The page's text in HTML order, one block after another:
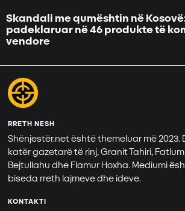
Skandali me qumështin në
padeklaruar në 46 produkte të
vendore
RRETH NESH
Shënjestër.net është themeluar më 2023.
katër gazetarë të rinj, Granit Tahiri, Fatlum
Bejtullahu dhe Flamur Hoxha. Mediumi
biseda rreth lajmeve dhe ideve.
KONTAKTI